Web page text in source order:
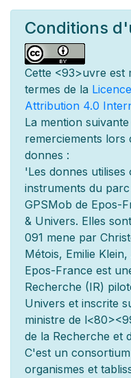
Conditions
Cette <93>uvre est
termes de la
Attribution 4.0
La mention
remerciements lors
donnes :
'Les donnes utilises
instruments du
GPSMob de Epos-
& Univers. Elles
091 mene par
Métois, Emilie
Epos-France est
Recherche (IR) pilot
Univers et inscrite
ministre de l
de la Recherche et
C'est un
organismes et